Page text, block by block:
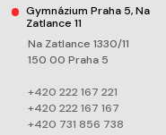
Gymnázium Praha 5, Na
Zatlance 11
Na Zatlance 1330/11
150 00 Praha 5
+420 222 167 221
+420 222 167 167
+420 731 856 738